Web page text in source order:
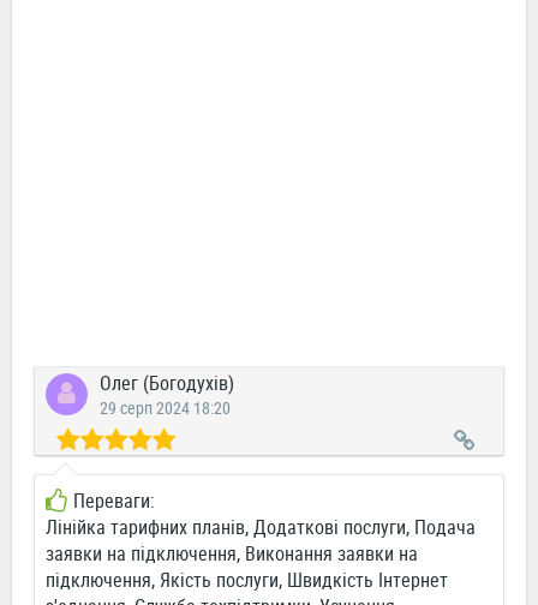
Олег (Богодухів)
29 серп 2024 18:20
Переваги:
Лінійка тарифних планів, Додаткові послуги, Подача
заявки на підключення, Виконання заявки на
підключення, Якість послуги, Швидкість Інтернет